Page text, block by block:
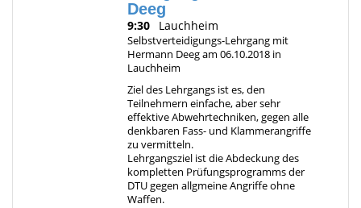
Deeg
9:30 Lauchheim
Selbstverteidigungs-Lehrgang mit
Hermann Deeg am 06.10.2018 in
Lauchheim
Ziel des Lehrgangs ist es, den
Teilnehmern einfache, aber sehr
effektive Abwehrtechniken, gegen alle
denkbaren Fass- und Klammerangriffe
zu vermitteln.
Lehrgangsziel ist die Abdeckung des
kompletten Prüfungsprogramms der
DTU gegen allgmeine Angriffe ohne
Waffen.